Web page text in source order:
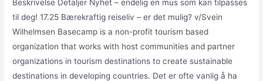
Beskrivelse Detaljer Nyhet – endelig en mus som kan tilpasses
til deg! 17.25 Bærekraftig reiseliv – er det mulig? v/Svein
Wilhelmsen Basecamp is a non-profit tourism based
organization that works with host communities and partner
organizations in tourism destinations to create sustainable
destinations in developing countries. Det er ofte vanlig å ha